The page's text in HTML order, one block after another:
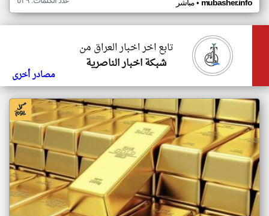
مباشر• mubasher.info
تابع اخر اخبار العراق من
شبكة اخبار الناصرية
مصادر أخرى